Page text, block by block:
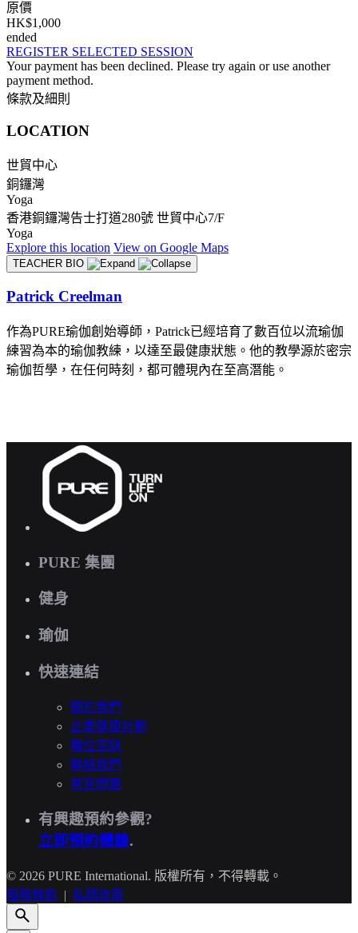
原價
HK$1,000
ended
REGISTER SELECTED SESSION
Your payment has been declined. Please try again or use another
payment method.
條款及細則
LOCATION
世貿中心
銅鑼灣
Yoga
香港銅鑼灣告士打道280號 世貿中心7/F
Yoga
Explore this location View on Google Maps
TEACHER BIO
Patrick Creelman
作為PURE瑜伽創始導師，Patrick已經培育了數百位以流瑜伽
練習為本的瑜伽教練，以達至最健康狀態。他的教學源於密宗
瑜伽哲學，在任何時刻，都可體現內在至高潛能。
PURE 集團
健身
瑜伽
快速連結
關於我們
企業健康計劃
職位空缺
聯絡我們
常見問題
有興趣預約參觀?
立即預約體驗.
© 2026 PURE International. 版權所有，不得轉載。
服務條款 | 私隱政策